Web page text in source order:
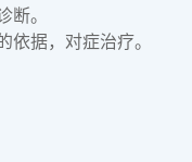
断。
依据，对症治疗。